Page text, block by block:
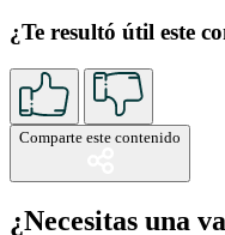
¿Te resultó útil este
Comparte este contenido
¿Necesitas una